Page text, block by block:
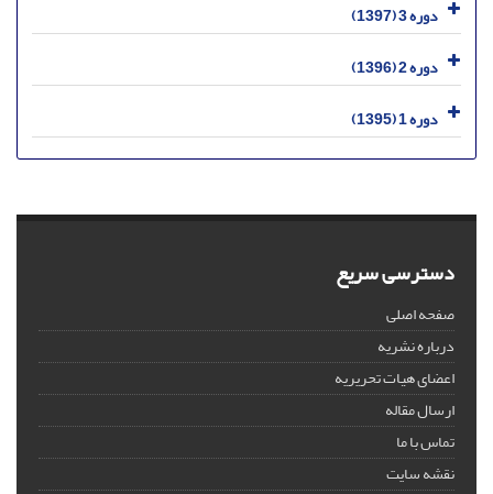
دوره 3 (1397)
دوره 2 (1396)
دوره 1 (1395)
دسترسی سریع
صفحه اصلی
درباره نشریه
اعضای هیات تحریریه
ارسال مقاله
تماس با ما
نقشه سایت